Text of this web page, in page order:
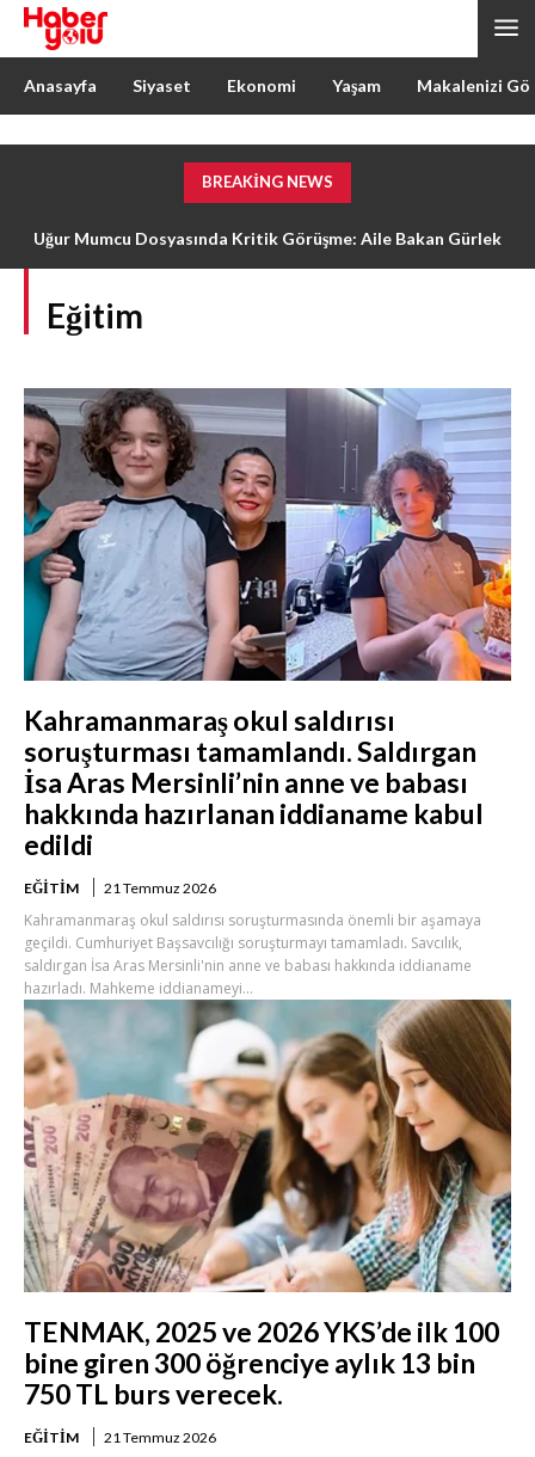
Anasayfa Siyaset Ekonomi Yaşam Makalenizi
BREAKING NEWS
Uğur Mumcu Dosyasında Kritik Görüşme: Aile Bakan Gürlek
Eğitim
Kahramanmaraş okul saldırısı
soruşturması tamamlandı. Saldırgan
İsa Aras Mersinli’nin anne ve babası
hakkında hazırlanan iddianame kabul
edildi
EĞITIM 21 Temmuz 2026
Kahramanmaraş okul saldırısı soruşturmasında önemli bir aşamaya
geçildi. Cumhuriyet Başsavcılığı soruşturmayı tamamladı. Savcılık,
saldırgan İsa Aras Mersinli'nin anne ve babası hakkında iddianame
hazırladı. Mahkeme iddianameyi...
TENMAK, 2025 ve 2026 YKS’de ilk 100
bine giren 300 öğrenciye aylık 13 bin
750 TL burs verecek.
EĞITIM 21 Temmuz 2026